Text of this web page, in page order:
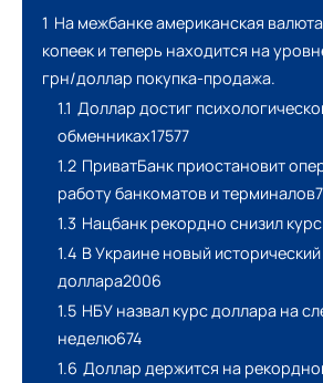
1 На межбанке американская
копеек и теперь находится на
грн/доллар покупка-продажа.
1.1 Доллар достиг
обменниках17577
1.2 ПриватБанк приостановит
работу банкоматов и
1.3 Нацбанк рекордно снизил
1.4 В Украине новый
доллара2006
1.5 НБУ назвал курс доллара на
неделю674
1.6 Доллар держится на